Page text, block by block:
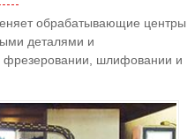
обрабатывающие центры
деталями и
фрезеровании, шлифовании и